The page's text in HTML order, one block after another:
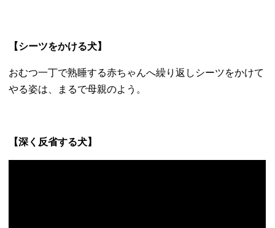
【シーツをかける犬】
おむつ一丁で熟睡する赤ちゃんへ繰り返しシーツをかけて
やる姿は 、まるで母親のよう。
【深く反省する犬】